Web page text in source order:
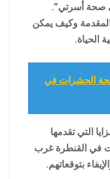
صحة أسرتي”.
وكيف يمكن
الحياة.
الحشرات في
التي تقدمها
في القنطرة غرب
بتوقعاتهم.